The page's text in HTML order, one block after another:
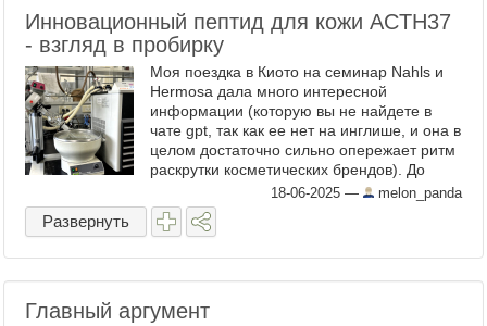
Инновационный пептид для кожи ACTH37
- взгляд в пробирку
Моя поездка в Киото на семинар Nahls и
Hermosa дала много интересной
информации (которую вы не найдете в
чате gpt, так как ее нет на инглише, и она в
целом достаточно сильно опережает ритм
раскрутки косметических брендов). До
этого было крайне мало информации о
загадочном компоненте ...
18-06-2025 — melon_panda
Развернуть
Главный аргумент